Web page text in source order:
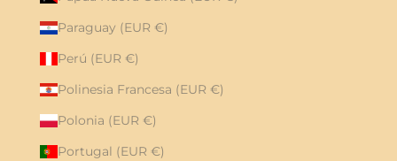
Paraguay (EUR €)
Perú (EUR €)
Polinesia Francesa (EUR €)
Polonia (EUR €)
Portugal (EUR €)